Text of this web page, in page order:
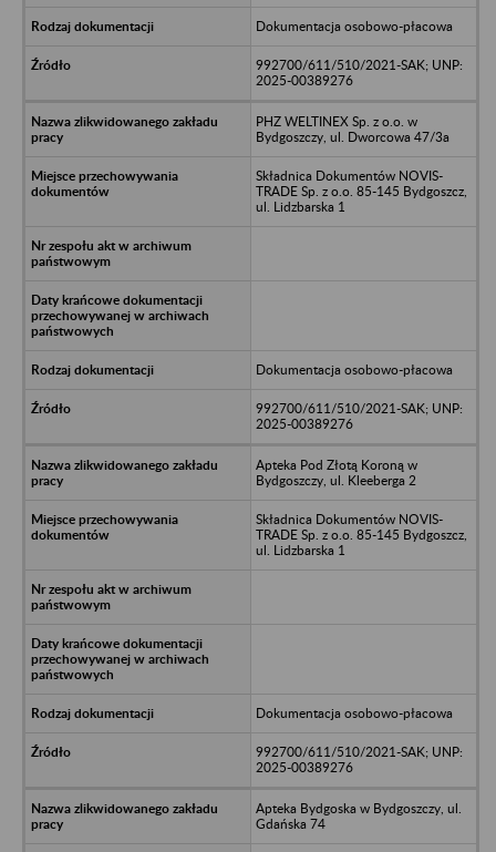
Dokumentacja osobowo-płacowa
992700/611/510/2021-SAK; UNP:
2025-00389276
PHZ WELTINEX Sp. z o.o. w
Bydgoszczy, ul. Dworcowa 47/3a
Składnica Dokumentów NOVIS-
TRADE Sp. z o.o. 85-145 Bydgoszcz,
ul. Lidzbarska 1
Dokumentacja osobowo-płacowa
992700/611/510/2021-SAK; UNP:
2025-00389276
Apteka Pod Złotą Koroną w
Bydgoszczy, ul. Kleeberga 2
Składnica Dokumentów NOVIS-
TRADE Sp. z o.o. 85-145 Bydgoszcz,
ul. Lidzbarska 1
Dokumentacja osobowo-płacowa
992700/611/510/2021-SAK; UNP:
2025-00389276
Apteka Bydgoska w Bydgoszczy, ul.
Gdańska 74